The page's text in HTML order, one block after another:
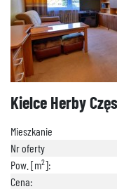
Kielce Herby
Mieszkanie
Nr oferty
Pow. [m2]:
Cena: